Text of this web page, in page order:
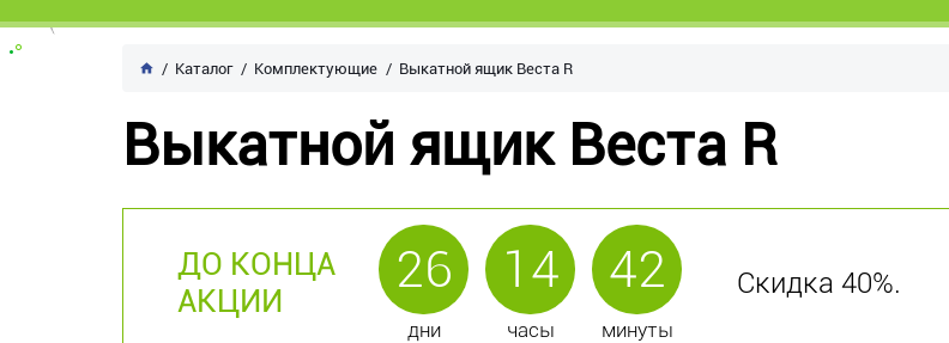
Каталог Комплектующие Выкатной ящик Веста R
Выкатной ящик Веста R
ДО КОНЦА
АКЦИИ
26
дни
14
часы
42
минуты
Скидка 40%.